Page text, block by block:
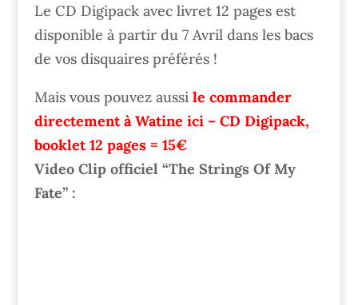
Le CD Digipack avec livret 12 pages est
disponible à partir du 7 Avril dans les bacs
de vos disquaires préférés !
Mais vous pouvez aussi le commander
directement à Watine ici – CD Digipack,
booklet 12 pages = 15€
Video Clip officiel “The Strings Of My
Fate” :